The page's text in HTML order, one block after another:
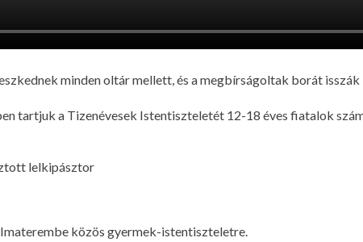
minden oltár mellett, és a megbírságoltak borát isszák
tartjuk a Tizenévesek Istentiszteletét 12-18 éves fiatalok
lelkipásztor
közös gyermek-istentiszteletre.